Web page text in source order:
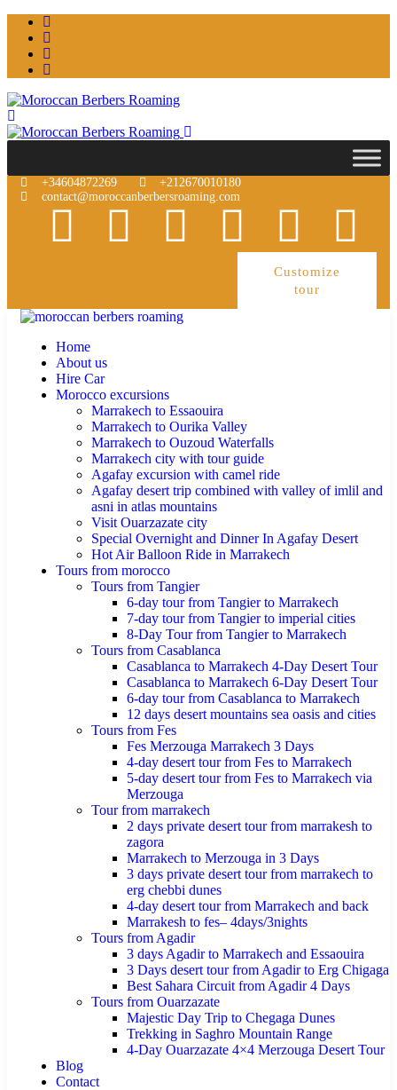
+34604872269
+212670010180
contact@moroccanberbersroaming.com
Customize
tour
Home
About us
Hire Car
Morocco excursions
Marrakech to Essaouira
Marrakech to Ourika Valley
Marrakech to Ouzoud Waterfalls
Marrakech city with tour guide
Agafay excursion with camel ride
Agafay desert trip combined with valley of imlil and
asni in atlas mountains
Visit Ouarzazate city
Special Overnight and Dinner In Agafay Desert
Hot Air Balloon Ride in Marrakech
Tours from morocco
Tours from Tangier
6-day tour from Tangier to Marrakech
7-day tour from Tangier to imperial cities
8-Day Tour from Tangier to Marrakech
Tours from Casablanca
Casablanca to Marrakech 4-Day Desert Tour
Casablanca to Marrakech 6-Day Desert Tour
6-day tour from Casablanca to Marrakech
12 days desert mountains sea oasis and cities
Tours from Fes
Fes Merzouga Marrakech 3 Days
4-day desert tour from Fes to Marrakech
5-day desert tour from Fes to Marrakech via
Merzouga
Tour from marrakech
2 days private desert tour from marrakesh to
zagora
Marrakech to Merzouga in 3 Days
3 days private desert tour from marrakech to
erg chebbi dunes
4-day desert tour from Marrakech and back
Marrakesh to fes– 4days/3nights
Tours from Agadir
3 days Agadir to Marrakech and Essaouira
3 Days desert tour from Agadir to Erg Chigaga
Best Sahara Circuit from Agadir 4 Days
Tours from Ouarzazate
Majestic Day Trip to Chegaga Dunes
Trekking in Saghro Mountain Range
4-Day Ouarzazate 4×4 Merzouga Desert Tour
Blog
Contact